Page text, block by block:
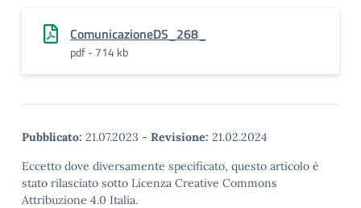
ComunicazioneDS_268_
pdf - 714 kb
Pubblicato: 21.07.2023 - Revisione: 21.02.2024
Eccetto dove diversamente specificato, questo articolo è
stato rilasciato sotto Licenza Creative Commons
Attribuzione 4.0 Italia.